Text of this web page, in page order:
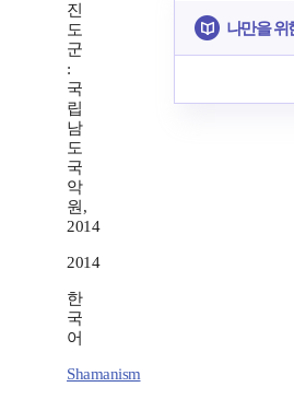
진
도
군
:
국
립
남
도
국
악
원,
2014
2014
한
국
어
Shamanism
나만을 위